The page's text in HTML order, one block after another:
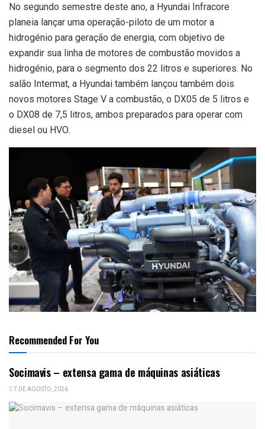
No segundo semestre deste ano, a Hyundai Infracore
planeia lançar uma operação-piloto de um motor a
hidrogénio para geração de energia, com objetivo de
expandir sua linha de motores de combustão movidos a
hidrogénio, para o segmento dos 22 litros e superiores. No
salão Intermat, a Hyundai também lançou também dois
novos motores Stage V a combustão, o DX05 de 5 litros e
o DX08 de 7,5 litros, ambos preparados para operar com
diesel ou HVO.
Recommended For You
Socimavis – extensa gama de máquinas asiáticas
7 DE AGOSTO, 2026